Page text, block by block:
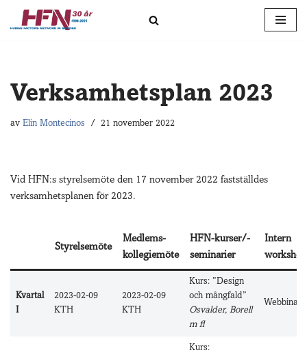
Verksamhetsplan 2023
av Elin Montecinos 21 november 2022
Vid HFN:s styrelsemöte den 17 november 2022 fastställdes
verksamhetsplanen för 2023.
Styrelsemöte
Medlems-
kollegiemöte
HFN-kurser/-
seminarier
Intern
Kvartal
I
2023-02-09
KTH
2023-02-09
KTH
Kurs: ”Design
och mångfald”
Osvalder, Borell
m fl
Kurs: